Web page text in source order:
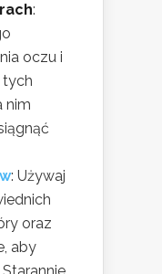
:
oczu i
tych
nim
: Używaj
oraz
aby